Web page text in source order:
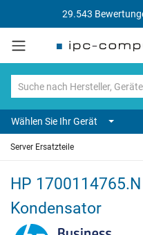
29.543
Wählen Sie Ihr Gerät
Server Ersatzteile
HP
Kondensator